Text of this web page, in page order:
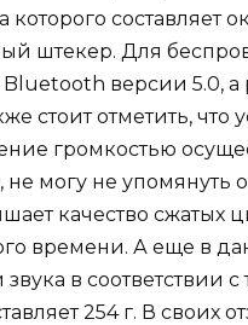
составляет
штекер. Для
версии 5.0,
стоит отметить, что
громкостью
могу не упомянуть
качество сжатых
времени. А еще в
в соответствии с
254 г. В своих